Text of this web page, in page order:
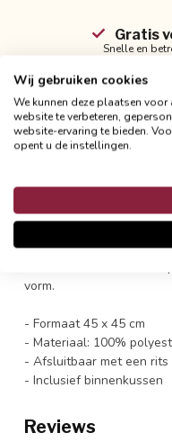
Gratis
Snelle en
Een sierkussen met
bouclé stof.
Zowel de voor- als
kunt de hoes het beste
vorm.
- Formaat 45 x 45 cm
- Materiaal: 100%
- Afsluitbaar met een rits
- Inclusief binnenkussen
Reviews
Wij gebruiken cookies
We kunnen deze plaatsen
website te verbeteren,
website-ervaring te bieden.
opent u de instellingen.